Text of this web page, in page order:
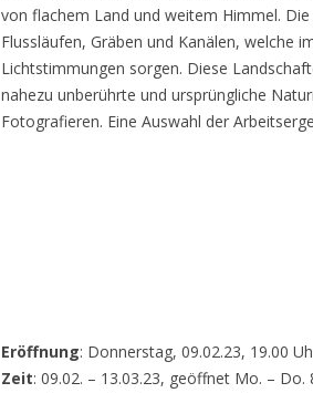
von flachem Land und weitem Himmel.
Flussläufen, Gräben und Kanälen, welche
Lichtstimmungen sorgen. Diese
nahezu unberührte und ursprüngliche
Fotografieren. Eine Auswahl der
Eröffnung: Donnerstag, 09.02.23, 19.00
Zeit: 09.02. – 13.03.23, geöffnet Mo. – Do.